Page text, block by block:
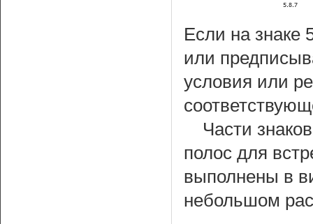
Если на знаке
или
условия или
Части
полос для
выполнены в
небольшом